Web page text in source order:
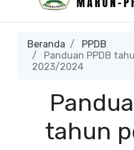
Beranda
PPDB
Panduan PPDB
2023/2024
tahun